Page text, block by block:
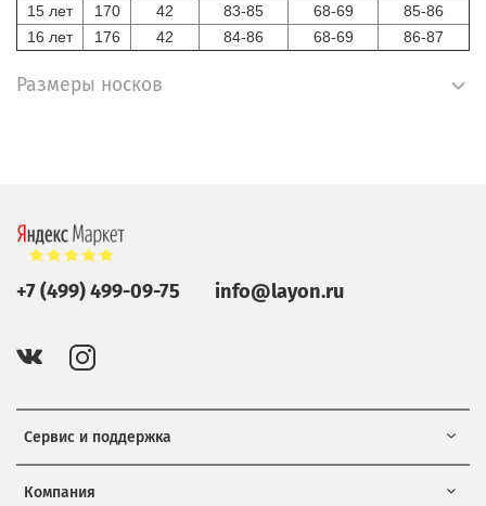
15 лет
170 42 83-85 68-69
85-86
16 лет
176 42 84-86 68-69 86-87
Размеры носков
Сервис и поддержка
Компания
+7 (499) 499-09-75 info@layon.ru